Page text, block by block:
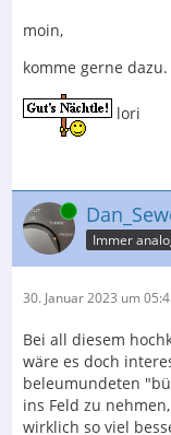
moin,
komme gerne dazu.
lori
Online
Immer
30. Januar 2023 um
Bei all diesem
wäre es doch
beleumundeten
ins Feld zu
wirklich so viel